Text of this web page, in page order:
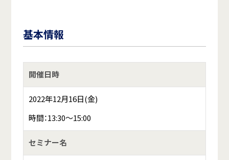
基本情報
開催日時
2022年12月16日(金)
時間：13:30～15:00
セミナー名